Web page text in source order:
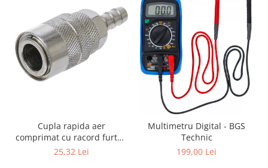
Cupla rapida aer
comprimat cu racord furtun
8 mm (5/16") | SUA / Franta
25,32 Lei
Multimetru Digital - BGS
Technic
199,00 Lei